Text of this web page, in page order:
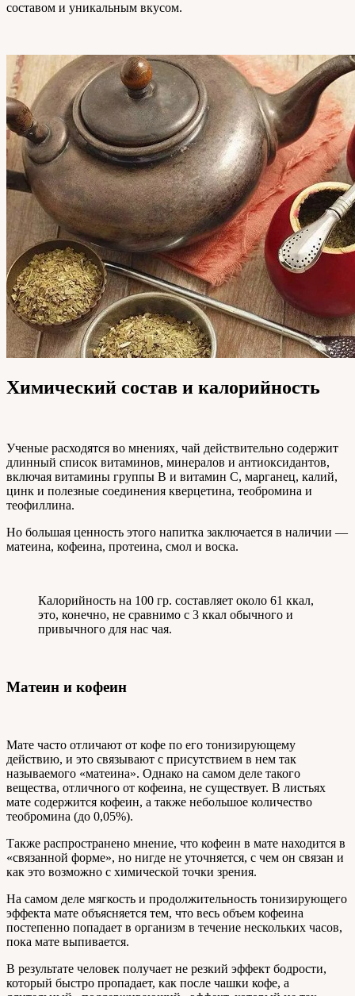
составом и уникальным вкусом.
Химический состав и калорийность
Ученые расходятся во мнениях, чай действительно содержит
длинный список витаминов, минералов и антиоксидантов,
включая витамины группы В и витамин С, марганец, калий,
цинк и полезные соединения кверцетина, теобромина и
теофиллина.
Но большая ценность этого напитка заключается в наличии —
матеина, кофеина, протеина, смол и воска.
Калорийность на 100 гр. составляет около 61 ккал,
это, конечно, не сравнимо с 3 ккал обычного и
привычного для нас чая.
Матеин и кофеин
Мате часто отличают от кофе по его тонизирующему
действию, и это связывают с присутствием в нем так
называемого «матеина». Однако на самом деле такого
вещества, отличного от кофеина, не существует. В листьях
мате содержится кофеин, а также небольшое количество
теобромина (до 0,05%).
Также распространено мнение, что кофеин в мате находится в
«связанной форме», но нигде не уточняется, с чем он связан и
как это возможно с химической точки зрения.
На самом деле мягкость и продолжительность тонизирующего
эффекта мате объясняется тем, что весь объем кофеина
постепенно попадает в организм в течение нескольких часов,
пока мате выпивается.
В результате человек получает не резкий эффект бодрости,
который быстро пропадает, как после чашки кофе, а